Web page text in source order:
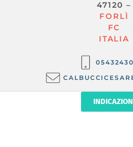
47120 –
FORLÌ
FC
ITALIA